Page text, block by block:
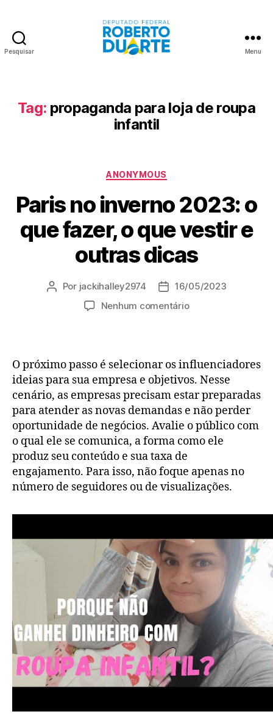
Pesquisar Menu
Tag: propaganda para loja de roupa
infantil
Categorias
ANONYMOUS
Paris no inverno 2023: o
que fazer, o que vestir e
outras dicas
Autor
Por jackihalley2974
Data
de
16/05/2023
Nenhum comentárioem
2023:
que
fazer,
o
que
vestir
outras
dicas
O próximo passo é selecionar os influenciadores
ideias para sua empresa e objetivos. Nesse
cenário, as empresas precisam estar preparadas
para atender as novas demandas e não perder
oportunidade de negócios. Avalie o público com
o qual ele se comunica, a forma como ele
produz seu conteúdo e sua taxa de
engajamento. Para isso, não foque apenas no
número de seguidores ou de visualizações.